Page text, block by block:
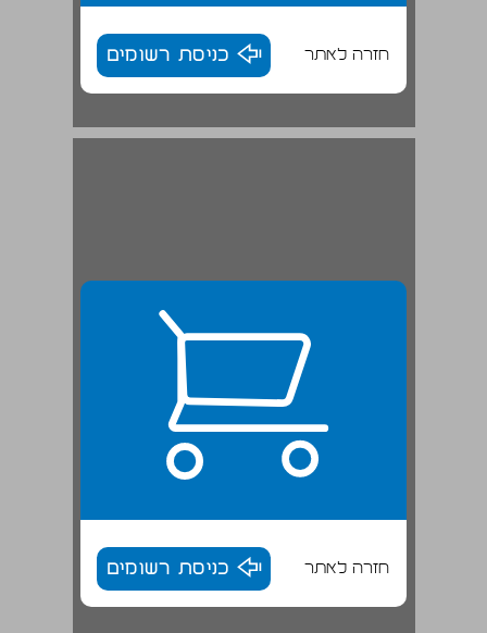
חזרה לאתר כניסת רשומים
חזרה לאתר כניסת רשומים